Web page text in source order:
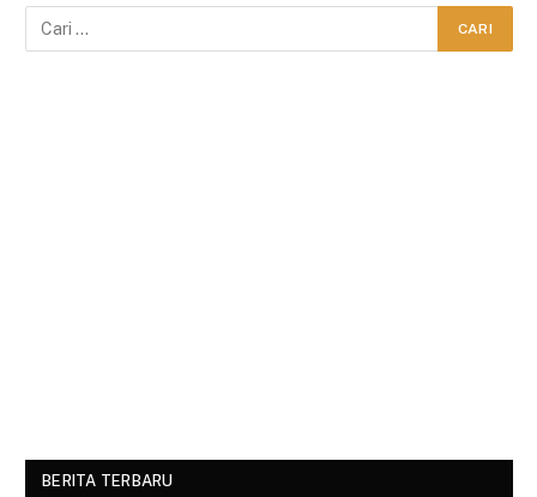
BERITA TERBARU